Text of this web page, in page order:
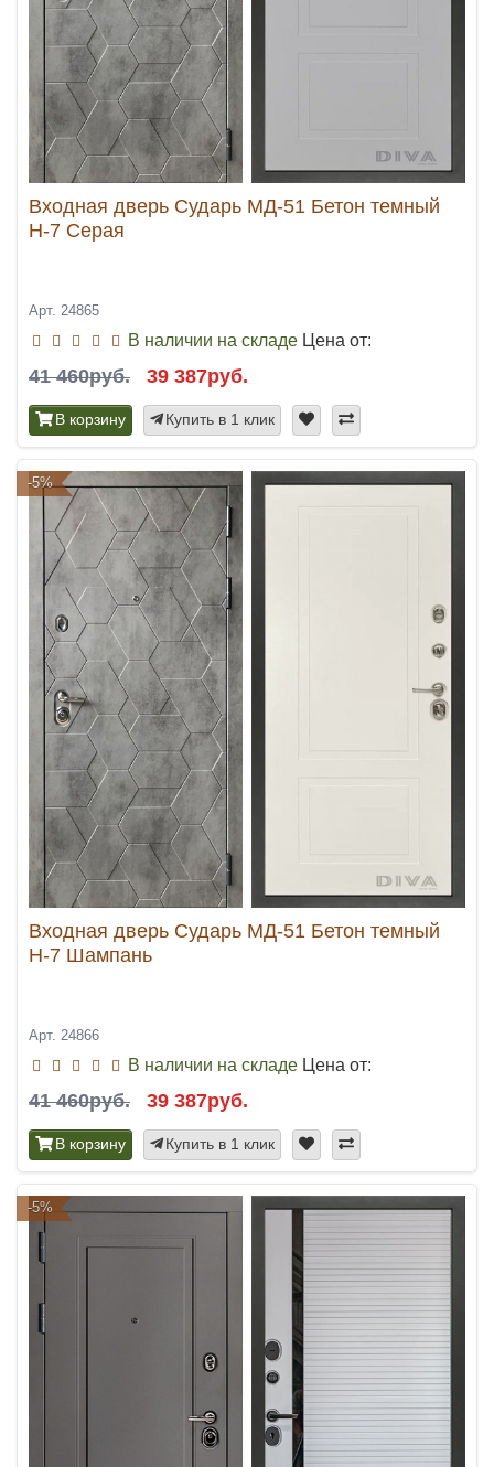
Входная дверь Сударь МД-51 Бетон темный
Н-7 Серая
Арт. 24865
В наличии на складе Цена от:
41 460руб. 39 387руб.
В корзину Купить в 1 клик
-5%
Входная дверь Сударь МД-51 Бетон темный
Н-7 Шампань
Арт. 24866
В наличии на складе Цена от:
41 460руб. 39 387руб.
В корзину Купить в 1 клик
-5%